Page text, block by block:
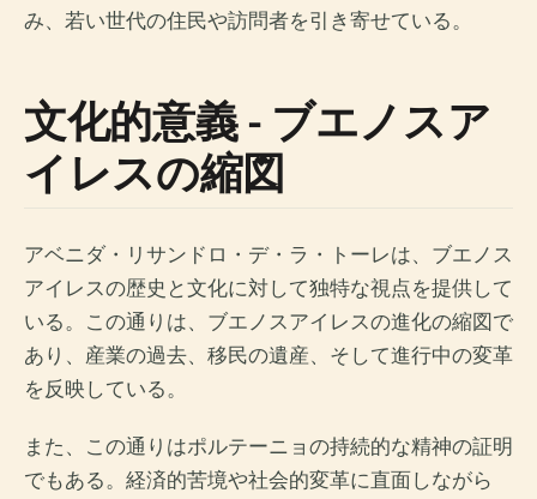
み、若い世代の住民や訪問者を引き寄せている。
文化的意義 - ブエノスア
イレスの縮図
アベニダ・リサンドロ・デ・ラ・トーレは、ブエノス
アイレスの歴史と文化に対して独特な視点を提供して
いる。この通りは、ブエノスアイレスの進化の縮図で
あり、産業の過去、移民の遺産、そして進行中の変革
を反映している。
また、この通りはポルテーニョの持続的な精神の証明
でもある。経済的苦境や社会的変革に直面しながら